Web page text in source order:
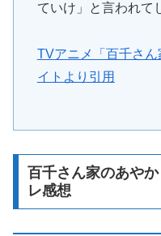
ていけ」と言われ
TVアニメ「百千さ
イトより引用
百千さん家のあや
レ感想